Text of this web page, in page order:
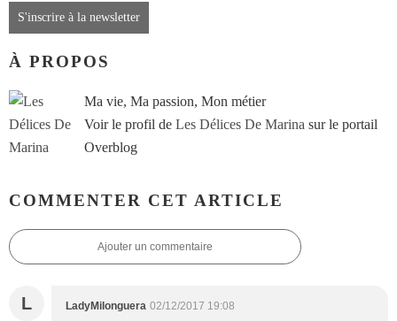
S'inscrire à la newsletter
À PROPOS
Ma vie, Ma passion, Mon métier
Voir le profil de Les Délices De Marina sur le portail
Overblog
COMMENTER CET ARTICLE
Ajouter un commentaire
L LadyMilonguera 02/12/2017 19:08